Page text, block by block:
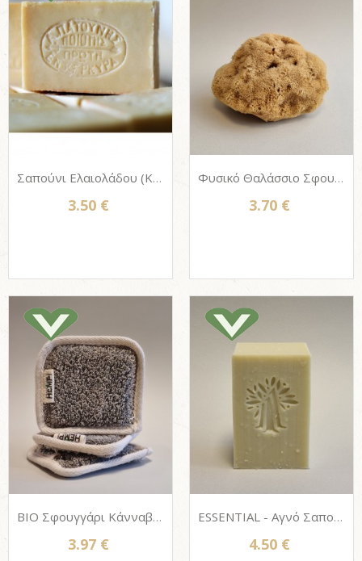
Σαπούνι Ελαιολάδου (Καστίλλης) ΠΑΤΟΥΝΗΣ 100gr (PACKAGE FREE)
3.50 €
Φυσικό Θαλάσσιο Σφουγγάρι ΦΙΝΟ (Φυσικό χρώμα - αλεύκαστο) από
3.70 €
BIO Σφουγγάρι Κάνναβης για Κουζίνα ή Πρόσωπο MAISTIC Plasticfree HEMP SCRUBBIE (Μηδέν 0% Πλαστικό)
3.97 €
ESSENTIAL - Αγνό Σαπούνι ελαιολάδου χωρίς άρωμα 111ELIES 100g (PACKAGE FREE)
4.50 €